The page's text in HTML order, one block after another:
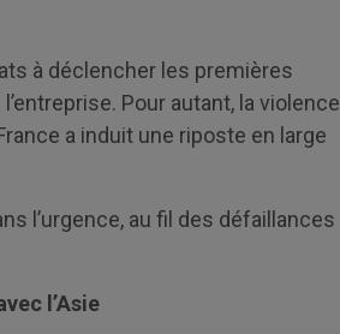
à déclencher les premières
Pour autant, la violence
a induit une riposte en large
l’urgence, au fil des défaillances
l’Asie